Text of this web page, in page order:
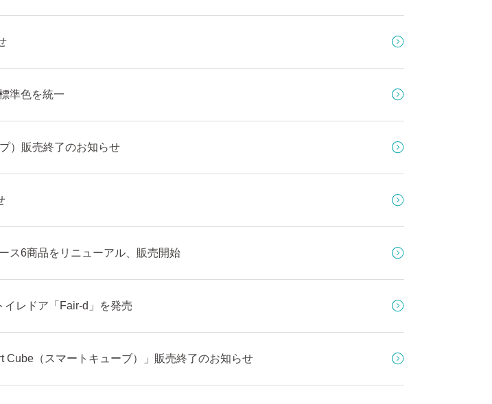
準色を統一
）販売終了のお知らせ
ス6商品をリニューアル、販売開始
レドア「Fair-d」を発売
Cube（スマートキューブ）」販売終了のお知らせ